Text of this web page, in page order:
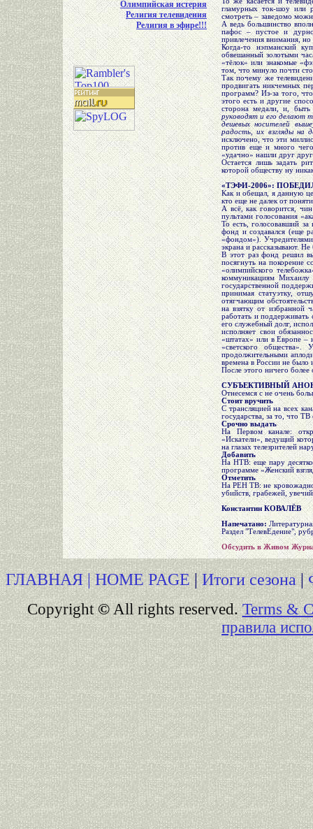
Олимпийская истерия
Религия телевидения
Религия в эфире!!!
гламурных ток-шоу или
смотреть – заведомо
А ведь большинство
пафос – пустое и
привлечения внимания,
Когда-то нэпманский
обвешанный золотыми
«тёлок» или знакомые
том, что минуло почти
Так почему же
продвигать никчемных
программ? Из-за того,
этого есть и другие
сторона медали, и,
руководят и его делают
дешевых носителей
радость, их взгляды на
исключено, что эти
против еще и много
«удачно» нашли друг
Остается лишь задать
которой обществу ну
«ТЭФИ-2006»:
Как и обещал, я данную
кто еще не далек от
А всё, как говорится,
пультами голосования
То есть, голосовавший
фонд и создавался (еще
«фондом»).
экрана и рассказывают.
В этот раз фонд решил
посягнуть на покорение
«олимпийского
коммуникациям Михаилу
государственной
принимая статуэтку,
отягчающим
на взятку от избранной
работать и
его служебный долг,
исполняет свои
«штатах» или в Европе –
«светского
продолжительными
времена в России не было
После этого ничего
СУБЪЕКТИВНЫЙ
Отнесемся с не очень
Стоит вручить
С трансляцией на всех
государства, за то, что
Срочно выдать
На Первом канале:
«Искатели», ведущий
на глазах телезрителей
Добавить
На НТВ: еще пару
программе «Женский
Отметить
На РЕН ТВ: не
убийств, грабежей,
Константин КОВАЛЁВ
Напечатано:
Раздел "ТелевЕдение",
Обсудить в Живом
ГЛАВНАЯ | HOME PAGE|Итоги сезона|
Copyright©All rights reserved.Terms &
правила